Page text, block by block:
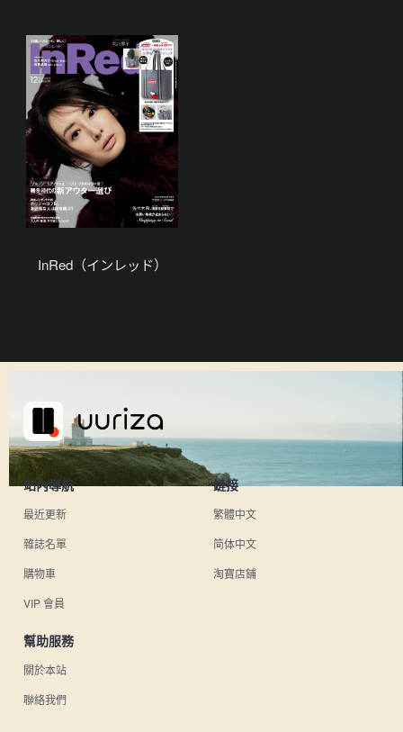
InRed（インレッド）
站內導航
最近更新
雜誌名單
購物車
VIP 會員
鏈接
繁體中文
简体中文
淘寶店鋪
幫助服務
關於本站
聯絡我們